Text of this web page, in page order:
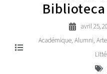
avril 25,
Académique Alumni